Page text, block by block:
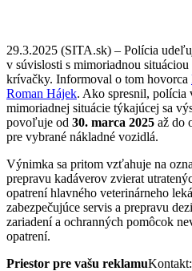
29.3.2025 (SITA.sk) – Polícia
v súvislosti s mimoriadnou
krívačky. Informoval o tom hovorca
Roman Hájek. Ako spresnil, polícia
mimoriadnej situácie týkajúcej sa
povoľuje od 30. marca 2025 až do
pre vybrané nákladné vozidlá.
Výnimka sa pritom vzťahuje na
prepravu kadáverov zvierat
opatrení hlavného veterinárneho
zabezpečujúce servis a prepravu
zariadení a ochranných pomôcok
opatrení.
Priestor pre vašu reklamuKontakt: